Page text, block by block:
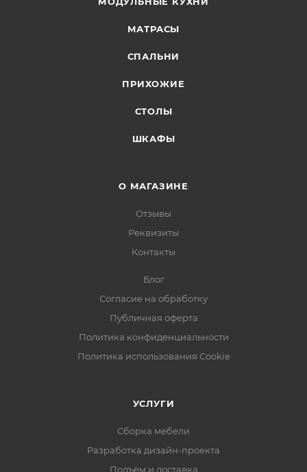
МАТРАСЫ
СПАЛЬНИ
ПРИХОЖИЕ
СТОЛЫ
ШКАФЫ
О МАГАЗИНЕ
Отзывы
Реквизиты
Контакты
Блог
Согласие на обработку
Публичная оферта
Политика конфиденциальности
Политика использования Cookie
УСЛУГИ
Сборка мебели
Разработка дизайн-проекта
Подъём и доставка